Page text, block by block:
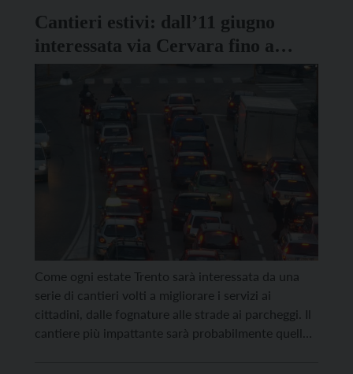
Cantieri estivi: dall’11 giugno
interessata via Cervara fino a
piazza dei Cappuccini
Come ogni estate Trento sarà interessata da una
serie di cantieri volti a migliorare i servizi ai
cittadini, dalle fognature alle strade ai parcheggi. Il
cantiere più impattante sarà probabilmente quello